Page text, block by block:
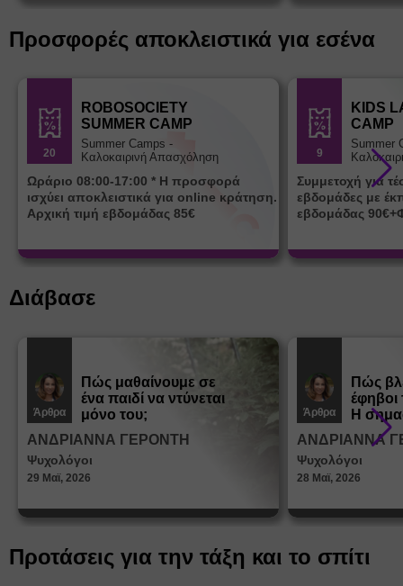
Προσφορές αποκλειστικά για εσένα
20
ROBOSOCIETY
SUMMER CAMP
Summer Camps -
Καλοκαιρινή Απασχόληση
Ωράριο 08:00-17:00 * Η προσφορά
ισχύει αποκλειστικά για online κράτηση.
Αρχική τιμή εβδομάδας 85€
9
KIDS
CAMP
Summer
Συμμετοχή για
εβδομάδες με
εβδομάδας
Διάβασε
Άρθρα
Πώς μαθαίνουμε σε
ένα παιδί να ντύνεται
μόνο του;
ΑΝΔΡΙΑΝΝΑ ΓΕΡΟΝΤΗ
Ψυχολόγοι
29 Μαϊ, 2026
Άρθρα
Πώς
Η
στη
ΑΝΔΡΙΑΝΝΑ
Ψυχολόγοι
28 Μαϊ, 2026
Προτάσεις για την τάξη και το σπίτι